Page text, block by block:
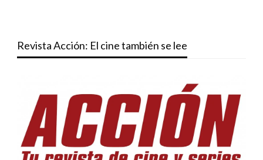
Revista Acción: El cine también se lee